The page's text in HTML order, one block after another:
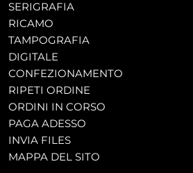
SERIGRAFIA
RICAMO
TAMPOGRAFIA
DIGITALE
CONFEZIONAMENTO
RIPETI ORDINE
ORDINI IN CORSO
PAGA ADESSO
INVIA FILES
MAPPA DEL SITO